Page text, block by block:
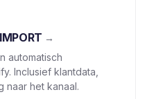
automatisch
Inclusief klantdata,
naar het kanaal.